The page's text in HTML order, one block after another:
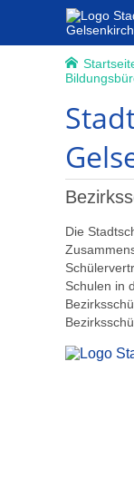
Die
Schulen in